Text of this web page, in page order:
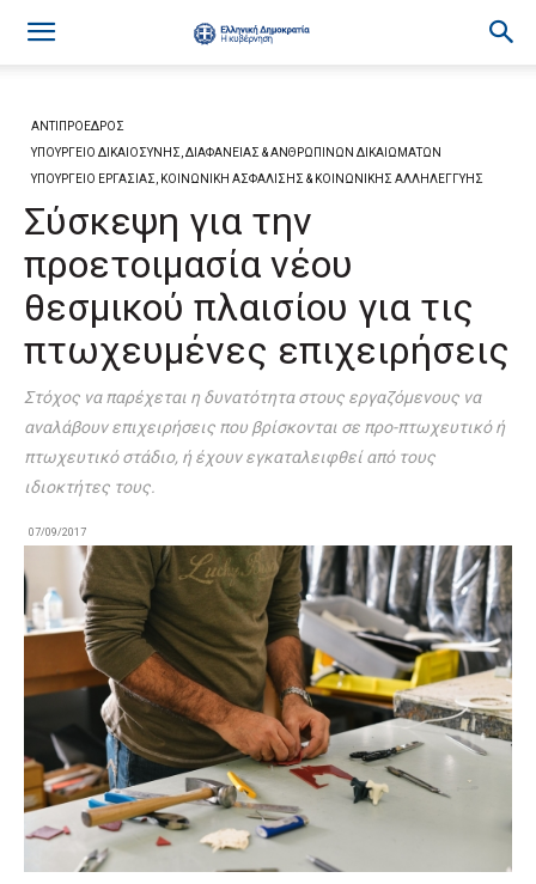
ΑΝΤΙΠΡΟΕΔΡΟΣ
ΥΠΟΥΡΓΕΙΟ ΔΙΚΑΙΟΣΥΝΗΣ, ΔΙΑΦΑΝΕΙΑΣ & ΑΝΘΡΩΠΙΝΩΝ ΔΙΚΑΙΩΜΑΤΩΝ
ΥΠΟΥΡΓΕΙΟ ΕΡΓΑΣΙΑΣ, ΚΟΙΝΩΝΙΚΗ ΑΣΦΑΛΙΣΗΣ & ΚΟΙΝΩΝΙΚΗΣ ΑΛΛΗΛΕΓΓΥΗΣ
Σύσκεψη για την
προετοιμασία νέου
θεσμικού πλαισίου για τις
πτωχευμένες επιχειρήσεις
Στόχος να παρέχεται η δυνατότητα στους εργαζόμενους να
αναλάβουν επιχειρήσεις που βρίσκονται σε προ-πτωχευτικό ή
πτωχευτικό στάδιο, ή έχουν εγκαταλειφθεί από τους
ιδιοκτήτες τους.
07/09/2017